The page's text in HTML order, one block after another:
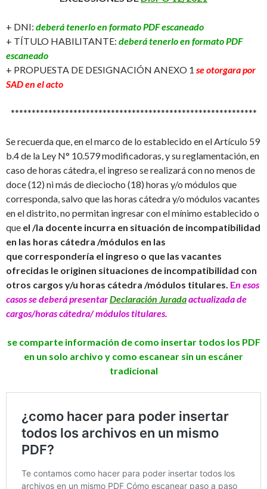
+ DNI: deberá tenerlo en formato PDF escaneado
+ TÍTULO HABILITANTE: deberá tenerlo en formato PDF
escaneado
+ PROPUESTA DE DESIGNACIÓN ANEXO 1 se otorgara por
SAD en el acto
***********************************************************
Se recuerda que, en el marco de lo establecido en el Artículo 59
b.4 de la Ley N° 10.579 modificadoras, y su reglamentación, en
caso de horas cátedra, el ingreso se realizará con no menos de
doce (12) ni más de dieciocho (18) horas y/o módulos que
corresponda, salvo que las horas cátedra y/o módulos vacantes
en el distrito, no permitan ingresar con el mínimo establecido o
que el /la docente incurra en situación de incompatibilidad
en las horas cátedra /módulos en las
que correspondería el ingreso o que las vacantes
ofrecidas le originen situaciones de incompatibilidad con
otros cargos y/u horas cátedra /módulos titulares. En esos
casos se deberá presentarDeclaración Juradaactualizada de
cargos/horas cátedra/ módulos titulares.
se comparte información de como insertar todos los PDF
en un solo archivo y como escanear sin un escáner
tradicional